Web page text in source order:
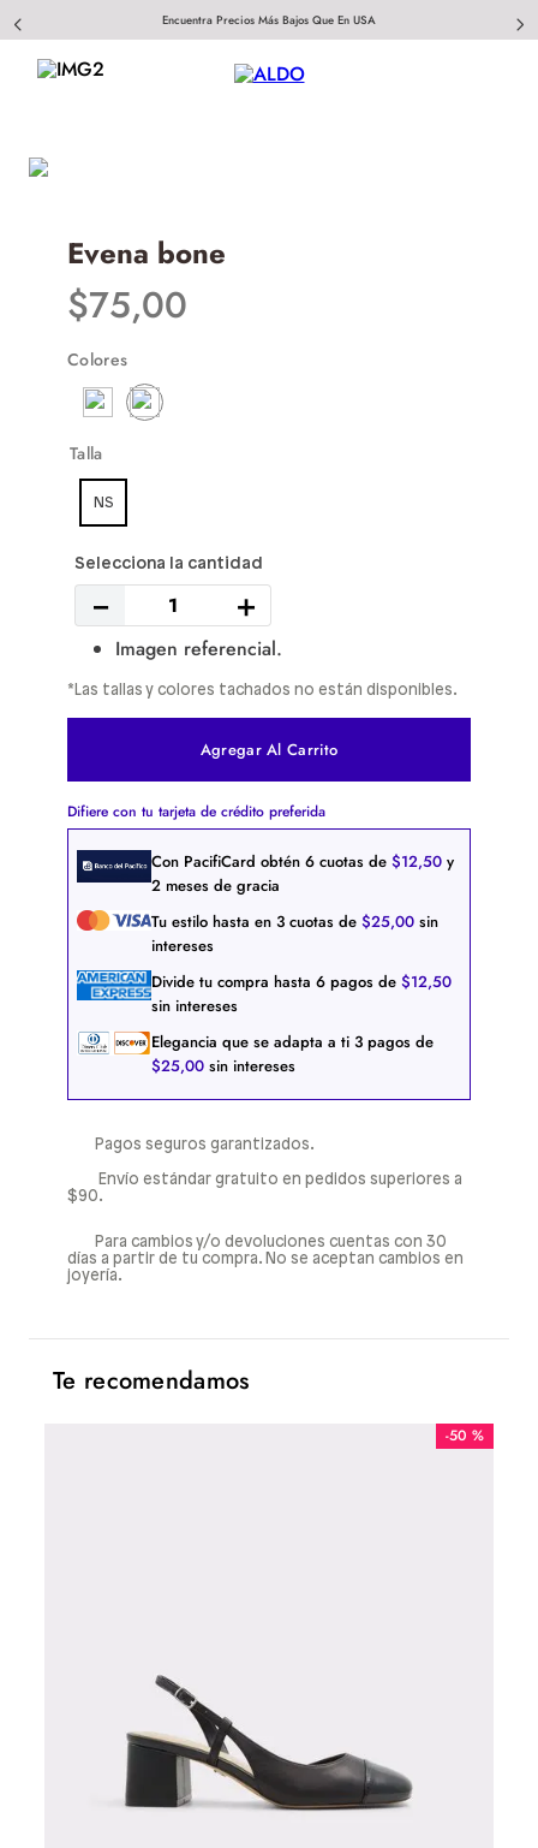
Encuentra Precios Más Bajos Que En USA
Evena bone
$75,00
Colores
Talla
NS
＋
－
Imagen referencial.
*Las tallas y colores tachados no están disponibles.
Agregar Al Carrito
Difiere con tu tarjeta de crédito preferida
Con PacifiCard obtén 6 cuotas de $12,50 y
2 meses de gracia
Tu estilo hasta en 3 cuotas de $25,00 sin
intereses
Divide tu compra hasta 6 pagos de $12,50
sin intereses
Elegancia que se adapta a ti 3 pagos de
$25,00 sin intereses
Pagos seguros garantizados.
Envío estándar gratuito en pedidos superiores a
$90.
Para cambios y/o devoluciones cuentas con 30
días a partir de tu compra. No se aceptan cambios en
joyería.
Te recomendamos
-50 %